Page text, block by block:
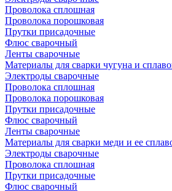
Проволока сплошная
Проволока порошковая
Прутки присадочные
Флюс сварочный
Ленты сварочные
Материалы для сварки чугуна и
Электроды сварочные
Проволока сплошная
Проволока порошковая
Прутки присадочные
Флюс сварочный
Ленты сварочные
Материалы для сварки меди и ее
Электроды сварочные
Проволока сплошная
Прутки присадочные
Флюс сварочный